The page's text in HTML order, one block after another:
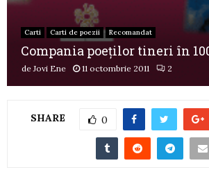
Carti Carti de poezii Recomandat
Compania poeţilor tineri în
de Jovi Ene 11 octombrie 2011 2
SHARE 0